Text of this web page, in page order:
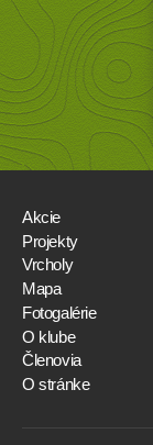
Akcie
Projekty
Vrcholy
Mapa
Fotogalérie
O klube
Členovia
O stránke